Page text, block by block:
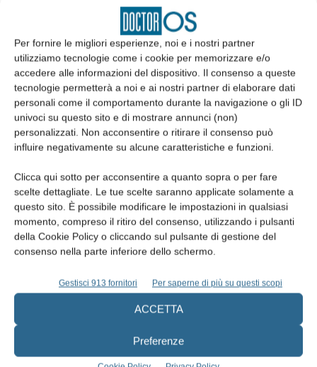
Per fornire le migliori esperienze, noi e i nostri partner
utilizziamo tecnologie come i cookie per memorizzare e/o
accedere alle informazioni del dispositivo. Il consenso a queste
tecnologie permetterà a noi e ai nostri partner di elaborare dati
personali come il comportamento durante la navigazione o gli ID
univoci su questo sito e di mostrare annunci (non)
personalizzati. Non acconsentire o ritirare il consenso può
influire negativamente su alcune caratteristiche e funzioni.
Clicca qui sotto per acconsentire a quanto sopra o per fare
scelte dettagliate. Le tue scelte saranno applicate solamente a
questo sito. È possibile modificare le impostazioni in qualsiasi
momento, compreso il ritiro del consenso, utilizzando i pulsanti
della Cookie Policy o cliccando sul pulsante di gestione del
consenso nella parte inferiore dello schermo.
Gestisci 913 fornitori Per saperne di più su questi scopi
ACCETTA
Preferenze
Edicola web
Abbonati